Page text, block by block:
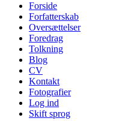
Forside
Forfatterskab
Oversættelser
Foredrag
Tolkning
Blog
CV
Kontakt
Fotografier
Log ind
Skift sprog